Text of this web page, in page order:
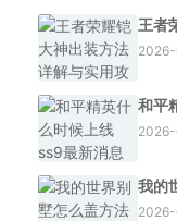
王者
和平
我的